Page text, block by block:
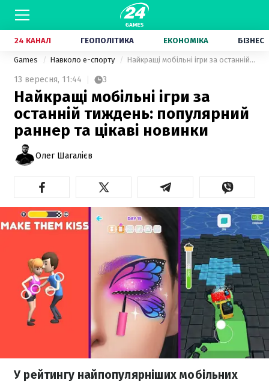
24 КАНАЛ ГЕОПОЛІТИКА ЕКОНОМІКА БІЗНЕС
Games Навколо е-спорту Найкращі мобільні ігри за останній тиждень: популярний раннер та цікаві новинки
13 вересня, 11:44 3
Найкращі мобільні ігри за
останній тиждень: популярний
раннер та цікаві новинки
Олег Шагалієв
У рейтингу найпопулярніших мобільних